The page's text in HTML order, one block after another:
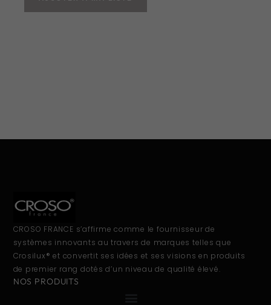
CROSO FRANCE s’affirme comme le fournisseur de
systèmes innovants au travers de marques telles que
Crosilux® et convertit ses idées et ses visions en produits
de premier rang dotés d’un niveau de qualité élevé.
NOS PRODUITS